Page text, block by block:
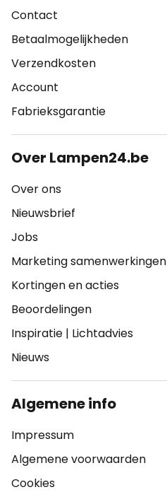
Contact
Betaalmogelijkheden
Verzendkosten
Account
Fabrieksgarantie
Over Lampen24.be
Over ons
Nieuwsbrief
Jobs
Marketing samenwerkingen
Kortingen en acties
Beoordelingen
Inspiratie | Lichtadvies
Nieuws
Algemene info
Impressum
Algemene voorwaarden
Cookies